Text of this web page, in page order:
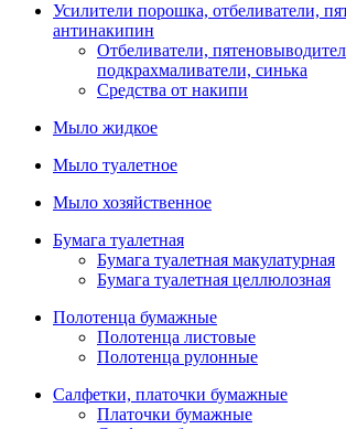
Усилители порошка, отбеливатели,
антинакипин
Отбеливатели,
подкрахмаливатели, синька
Средства от накипи
Мыло жидкое
Мыло туалетное
Мыло хозяйственное
Бумага туалетная
Бумага туалетная макулатурная
Бумага туалетная целлюлозная
Полотенца бумажные
Полотенца листовые
Полотенца рулонные
Салфетки, платочки бумажные
Платочки бумажные